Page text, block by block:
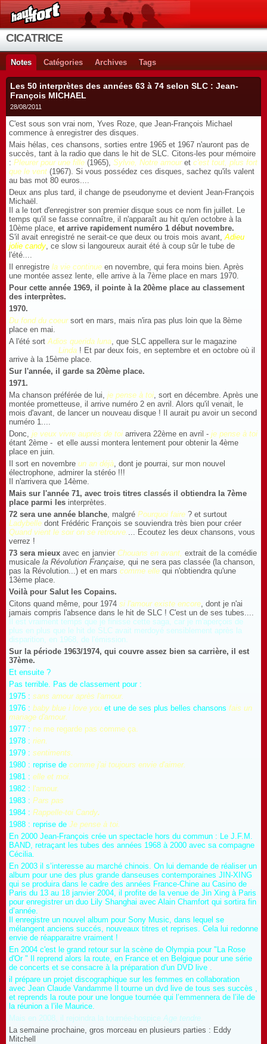
CICATRICE
Notes Catégories Archives Tags
Les 50 interprètes des années 63 à 74 selon SLC : Jean-
François MICHAEL
28/08/2011
C'est sous son vrai nom, Yves Roze, que Jean-François Michael
commence à enregistrer des disques.
Mais hélas, ces chansons, sorties entre 1965 et 1967 n'auront pas de
succès, tant à la radio que dans le hit de SLC. Citons-les pour mémoire
: Pleurer pour une fille (1965), Sylvie, Notre amouret c'est tout, plus fort
que le vent (1967). Si vous possédez ces disques, sachez qu'ils valent
au bas mot 80 euros....
Deux ans plus tard, il change de pseudonyme et devient Jean-François
Michaël.
Il a le tort d'enregistrer son premier disque sous ce nom fin juillet. Le
temps qu'il se fasse connaître, il n'apparaît au hit qu'en octobre à la
10ème place, et arrive rapidement numéro 1 début novembre.
S'il avait enregistré ne serait-ce que deux ou trois mois avant,Adieu
jolie candy, ce slow si langoureux aurait été à coup sûr le tube de
l'été....
Il enregistre la vie continue en novembre, qui fera moins bien. Après
une montée assez lente, elle arrive à la 7ème place en mars 1970.
Pour cette année 1969, il pointe à la 20ème place au classement
des interprètes.
1970.
Du fond du coeursort en mars, mais n'ira pas plus loin que la 8ème
place en mai.
A l'été sortAdios querida luna, que SLC appellera sur le magazine
Linda ! Et par deux fois, en septembre et en octobre où il
arrive à la 15ème place.
Sur l'année, il garde sa 20ème place.
1971.
Ma chanson préférée de lui, je pense à toi, sort en décembre. Après une
montée prometteuse, il arrive numéro 2 en avril. Alors qu'il venait, le
mois d'avant, de lancer un nouveau disque ! Il aurait pu avoir un second
numéro 1....
Donc, je veux vivre auprès de toi arrivera 22ème en avril - je pense à toi
étant 2ème - et elle aussi montera lentement pour obtenir la 4ème
place en juin.
Il sort en novembre un an déjà, dont je pourrai, sur mon nouvel
électrophone, admirer la stéréo !!!
Il n'arrivera que 14ème.
Mais sur l'année 71, avec trois titres classés il obtiendra la 7ème
place parmi les interprètes.
72 sera une année blanche, malgré Pourquoi faire ? et surtout
Ladybelle dont Frédéric François se souviendra très bien pour créer
Quand vient le soir on se retrouve. ... Ecoutez les deux chansons, vous
verrez !
73 sera mieux avec en janvier Chouans en avant, extrait de la comédie
musicale la Révolution Française, qui ne sera pas classée (la chanson,
pas la Révolution...) et en mars comme elle qui n'obtiendra qu'une
13ème place.
Voilà pour Salut les Copains.
Citons quand même, pour 1974 si l'amour existe encore, dont je n'ai
jamais compris l'absence dans le hit de SLC ! C'est un de ses tubes....
Il est vraiment temps que je finisse cette saga, car je m'aperçois de
plus en plus que le hit de SLC avait merdoyé sensiblement après la
disparition, en 1968, de l'émission.
Sur la période 1963/1974, qui couvre assez bien sa carrière, il est
37ème.
Et ensuite ?
Pas terrible. Pas de classement pour :
1975 : sans amour après l'amour.
1976 : baby blue i love you et une de ses plus belles chansons fais un
mariage d'amour.
1977 : ne me regarde pas comme ça.
1978 : rien.
1979 : sentiments.
1980 : reprise de comme j'ai toujours envie d'aimer.
1981 : elle et moi.
1982 : l'amour.
1983 : Pars pas
1984 : Rappelle-toi Candy.
1988 : reprise de Je pense à toi.
En 2000 Jean-François crée un spectacle hors du commun : Le J.F.M.
BAND, retraçant les tubes des années 1968 à 2000 avec sa compagne
Cécilia.
En 2003 il s’interesse au marché chinois. On lui demande de réaliser un
album pour une des plus grande danseuses contemporaines JIN-XING
qui se produira dans le cadre des années France-Chine au Casino de
Paris du 13 au 18 janvier 2004, il profite de la venue de Jin Xing à Paris
pour enregistrer un duo Lily Shanghai avec Alain Chamfort qui sortira fin
d’année.
Il enregistre un nouvel album pour Sony Music, dans lequel se
mélangent anciens succés, nouveaux titres et reprises. Cela lui redonne
envie de réapparaitre vraiment !
En 2004 c'est le grand retour sur la scène de Olympia pour "La Rose
d'Or " Il reprend alors la route, en France et en Belgique pour une série
de concerts et se consacre à la préparation d'un DVD live .
il prépare un projet discographique sur les femmes en collaboration
avec Jean Claude Vandamme Il tourne un dvd live de tous ses succès ,
et reprends la route pour une longue tournée qui l’emmennera de l’ile de
la réunion a l’ile Maurice.
Mais en 2008, il rejoindra la tournée-hospice Age tendre.
La semaine prochaine, gros morceau en plusieurs parties : Eddy
Mitchell